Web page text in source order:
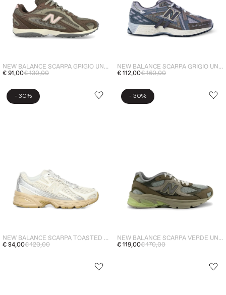
NEW BALANCE SCARPA GRIGIO UNISEX 240L
€ 91,00€ 130,00
NEW BALANCE SCARPA GRIGIO UNISEX 1906
€ 112,00€ 160,00
- 30%
NEW BALANCE SCARPA TOASTED SESAME UNISEX 740
€ 84,00€ 120,00
- 30%
NEW BALANCE SCARPA VERDE UNISEX 2010
€ 119,00€ 170,00